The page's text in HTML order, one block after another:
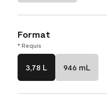
Format
* Requis
3,78 L 946 mL